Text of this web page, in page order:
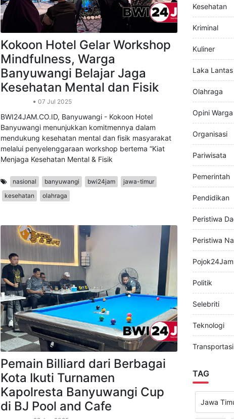
Kokoon Hotel Gelar Workshop
Mindfulness, Warga
Banyuwangi Belajar Jaga
Kesehatan Mental dan Fisik
Kesehatan 07 Jul 2025
BWI24JAM.CO.ID, Banyuwangi - Kokoon Hotel
Banyuwangi menunjukkan komitmennya dalam
melalui penyelenggaraan workshop bertema “Kiat
Menjaga Kesehatan Mental & Fisik
kesehatan
olahraga
Pemain Billiard dari Berbagai
Kota Ikuti Turnamen
Internasional
Kesehatan
Kriminal
Kuliner
Laka Lantas
Olahraga
Opini Warga
Organisasi
Pariwisata
Pemerintah
Pendidikan
Peristiwa
Peristiwa
Pojok24Jam
Politik
Selebriti
Transportasi
TAG